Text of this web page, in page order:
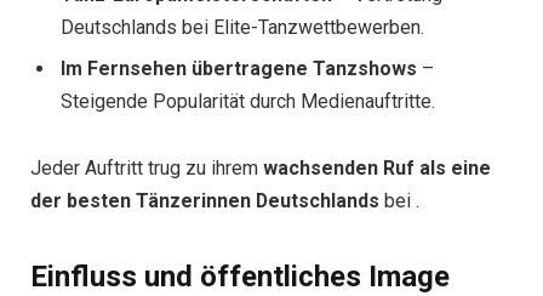
Deutschlands bei Elite-Tanzwettbewerben.
Im Fernsehen übertragene Tanzshows –
Steigende Popularität durch Medienauftritte.
Jeder Auftritt trug zu ihrem wachsenden Ruf als eine
der besten Tänzerinnen Deutschlands bei .
Einfluss und öffentliches Image